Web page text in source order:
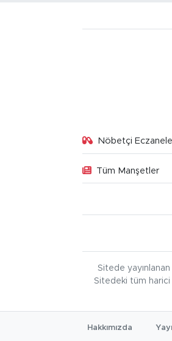
Nöbetçi
Tüm Manşetler
Sitede
Sitedeki tüm harici
Hakkımızda